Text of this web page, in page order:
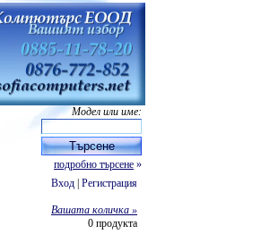
Модел или име:
подробно търсене »
Вход Регистрация
Вашата количка »
0 продукта